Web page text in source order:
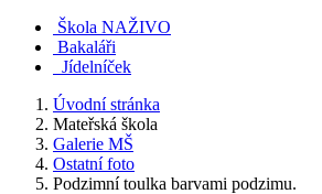
Škola NAŽIVO
Bakaláři
Jídelníček
Úvodní stránka
Mateřská škola
Galerie MŠ
Ostatní foto
Podzimní toulka barvami podzimu.